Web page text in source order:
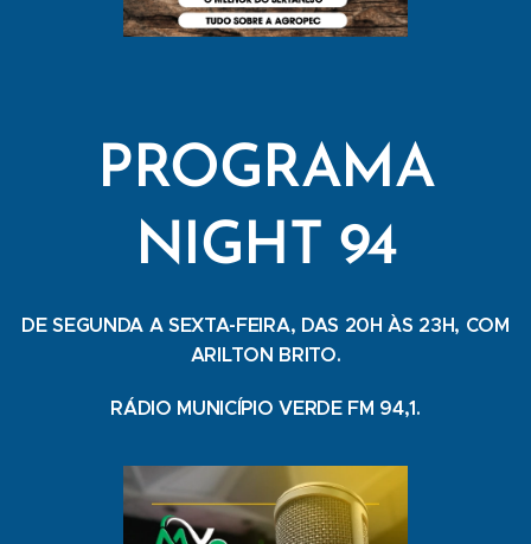
PROGRAMA
NIGHT 94
DE SEGUNDA A SEXTA-FEIRA, DAS 20H ÀS 23H, COM
ARILTON BRITO.
RÁDIO MUNICÍPIO VERDE FM 94,1.